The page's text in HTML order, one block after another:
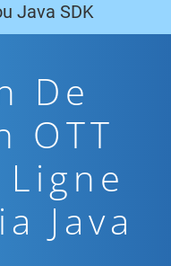
Java SDK
De
OTT
Ligne
Java